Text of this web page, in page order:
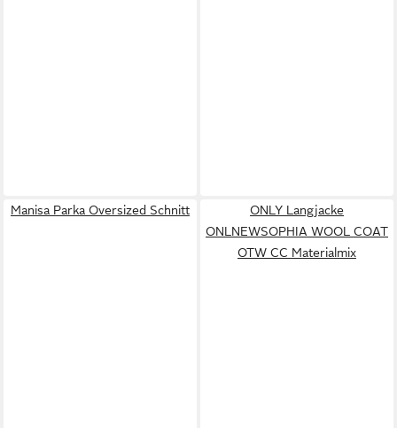
Manisa Parka Oversized Schnitt
ONLY Langjacke
ONLNEWSOPHIA WOOL COAT
OTW CC Materialmix